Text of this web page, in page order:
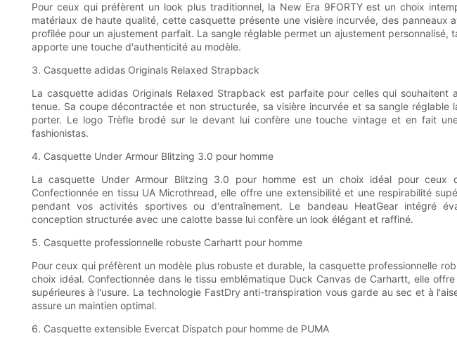
Pour ceux qui préfèrent un look plus traditionnel, la New Era 9FORTY est un choix
matériaux de haute qualité, cette casquette présente une visière incurvée, des panneaux
profilée pour un ajustement parfait. La sangle réglable permet un ajustement personnalisé,
apporte une touche d'authenticité au modèle.
3. Casquette adidas Originals Relaxed Strapback
La casquette adidas Originals Relaxed Strapback est parfaite pour celles qui souhaitent
tenue. Sa coupe décontractée et non structurée, sa visière incurvée et sa sangle réglable
porter. Le logo Trèfle brodé sur le devant lui confère une touche vintage et en fait
fashionistas.
4. Casquette Under Armour Blitzing 3.0 pour homme
La casquette Under Armour Blitzing 3.0 pour homme est un choix idéal pour ceux
Confectionnée en tissu UA Microthread, elle offre une extensibilité et une respirabilité
pendant vos activités sportives ou d'entraînement. Le bandeau HeatGear intégré
conception structurée avec une calotte basse lui confère un look élégant et raffiné.
5. Casquette professionnelle robuste Carhartt pour homme
Pour ceux qui préfèrent un modèle plus robuste et durable, la casquette professionnelle
choix idéal. Confectionnée dans le tissu emblématique Duck Canvas de Carhartt, elle
supérieures à l'usure. La technologie FastDry anti-transpiration vous garde au sec et à
assure un maintien optimal.
6. Casquette extensible Evercat Dispatch pour homme de PUMA